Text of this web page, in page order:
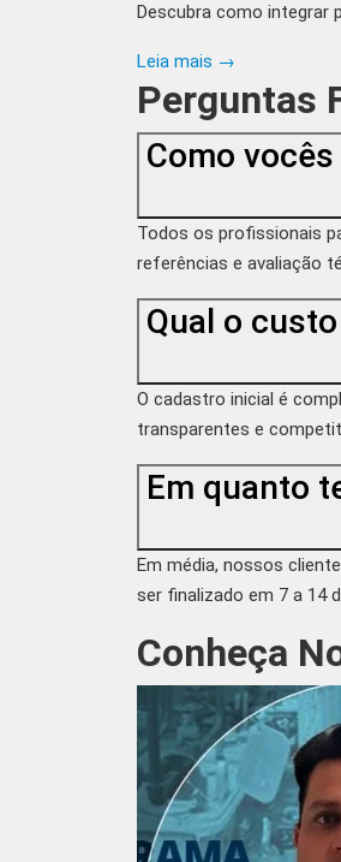
Descubra como integrar
Leia mais →
Perguntas
Como
Todos os profissionais
referências e avaliação
Qual o
O cadastro inicial é
transparentes e
Em quanto
Em média, nossos
ser finalizado em 7 a 14
Conheça